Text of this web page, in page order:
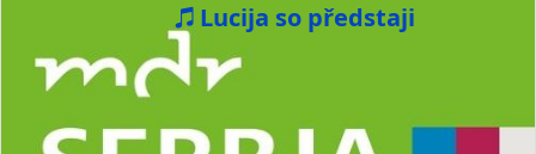
Lucija so předstaji